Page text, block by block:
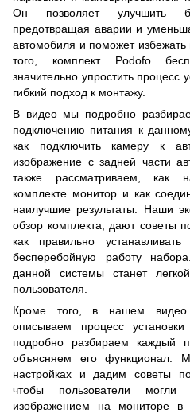
Он позволяет улучшить
предотвращая аварии и
автомобиля и поможет
того, комплект Podofo
значительно упростить процесс
гибкий подход к монтажу.
В видео мы подробно
подключению питания к
как подключить камеру к
изображение с задней части
также рассматриваем, как
комплекте монитор и как
наилучшие результаты. Наши
обзор комплекта, дают советы
как правильно
бесперебойную работу
данной системы станет
пользователя.
Кроме того, в нашем
описываем процесс
подробно разбираем каждый
объясняем его функционал.
настройках и дадим советы
чтобы пользователи могли
изображением на мониторе